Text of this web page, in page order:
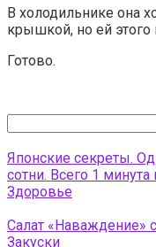
В холодильнике она
крышкой, но ей этого
Готово.
Японские секреты.
сотни. Всего 1 минута
Здоровье
Салат «Наваждение»
Закуски